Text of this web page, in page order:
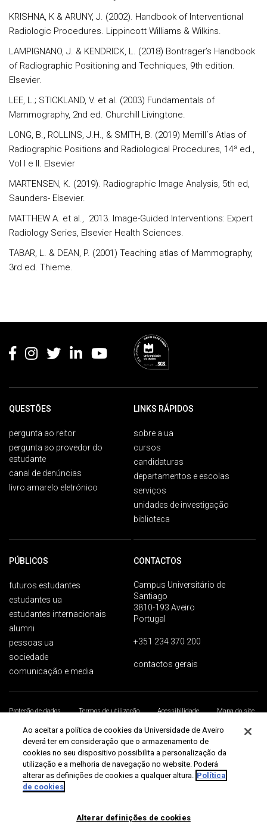
KRISHNA, K & ARUNY, J. (2002). Handbook of Interventional
Radiologic Procedures. Lippincott Williams & Wilkins.
LAMPIGNANO, J. & KENDRICK, L. (2018) Bontrager’s Handbook
of Radiographic Positioning and Techniques, 9th edition.
Elsevier.
LEE, L.; STICKLAND, V. et al. (2003) Fundamentals of
Mammography, 2nd ed. Churchill Livingtone.
LONG, B., ROLLINS, J.H., & SMITH, B. (2019) Merrill´s Atlas of
Radiographic Positions and Radiological Procedures, 14ª ed.,
Vol I e II. Elsevier
MARTENSEN, K. (2019). Radiographic Image Analysis, 5th ed,
Saunders- Elsevier.
MATTHEW A. et al., 2013. Image-Guided Interventions: Expert
Radiology Series, Elsevier Health Sciences.
TABAR, L. & DEAN, P. (2001) Teaching atlas of Mammography,
3rd ed. Thieme.
QUESTÕES
pergunta ao reitor
pergunta ao provedor do
estudante
canal de denúncias
livro amarelo eletrónico
LINKS RÁPIDOS
sobre a ua
cursos
candidaturas
departamentos e escolas
serviços
unidades de investigação
biblioteca
PÚBLICOS
futuros estudantes
estudantes ua
estudantes internacionais
alumni
pessoas ua
sociedade
comunicação e media
CONTACTOS
Campus Universitário de
Santiago
3810-193 Aveiro
Portugal
+351 234 370 200
contactos gerais
Proteção de dados Termos de utilização Acessibilidade
Mapa do site
Universidade de Aveiro 2026
Ao aceitar a política de cookies da Universidade de Aveiro
deverá ter em consideração que o armazenamento de
cookies no seu dispositivo possibilita a personalização da
utilização e a melhoria de navegação no website. Poderá
alterar as definições de cookies a qualquer altura. Política
de cookies
Alterar definições de cookies